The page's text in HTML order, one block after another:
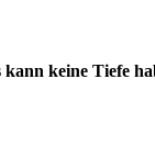
keine Tiefe